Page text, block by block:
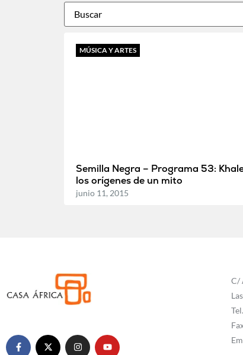
MÚSICA Y ARTES
Semilla Negra – Programa 53:
los orígenes de un mito
junio 11, 2015
C/